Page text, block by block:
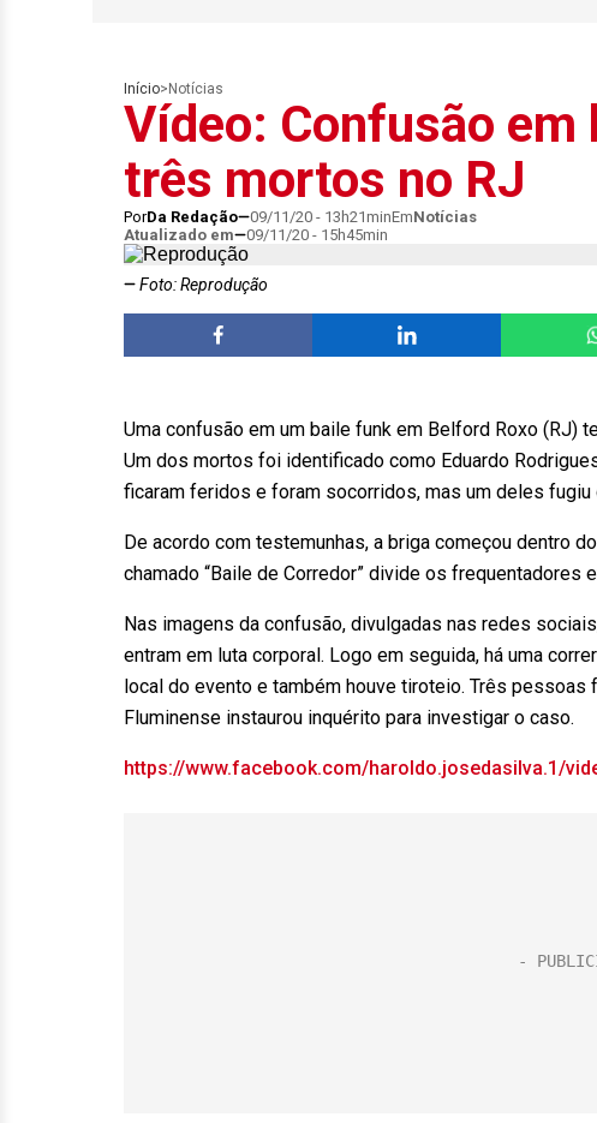
Início> Notícias
Vídeo: Confusão em
três mortos no RJ
PorDa Redação 09/11/20 - 13h21minEmNotícias
Atualizado em
09/11/20 - 15h45min
Foto: Reprodução
Uma confusão em um baile funk em Belford Roxo (RJ)
Um dos mortos foi identificado como Eduardo
ficaram feridos e foram socorridos, mas um deles fugiu
De acordo com testemunhas, a briga começou dentro
chamado “Baile de Corredor” divide os
Nas imagens da confusão, divulgadas nas redes
entram em luta corporal. Logo em seguida, há uma
local do evento e também houve tiroteio. Três
Fluminense instaurou inquérito para investigar o caso.
https://www.facebook.com/haroldo.josedasilva.1/